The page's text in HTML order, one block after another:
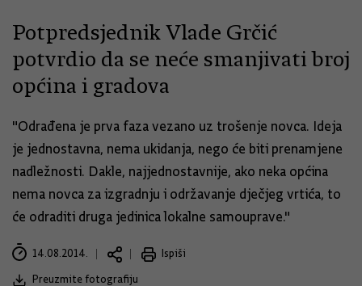
Potpredsjednik Vlade Grčić
potvrdio da se neće smanjivati broj
općina i gradova
"Odrađena je prva faza vezano uz trošenje novca. Ideja
je jednostavna, nema ukidanja, nego će biti prenamjene
nadležnosti. Dakle, najjednostavnije, ako neka općina
nema novca za izgradnju i održavanje dječjeg vrtića, to
će odraditi druga jedinica lokalne samouprave."
14.08.2014.
Ispiši
Preuzmite fotografiju